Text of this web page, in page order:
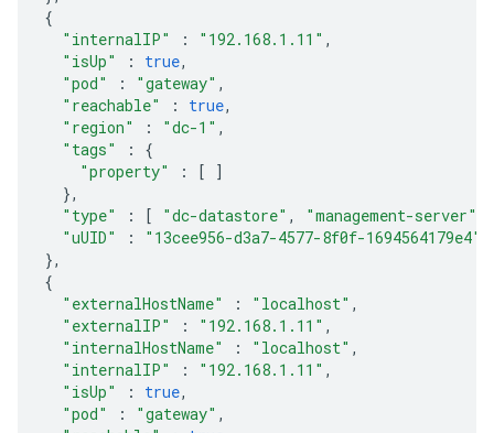
{
"internalIP"
: "192.168.1.11" ,
"isUp"
: true,
"pod"
: "gateway" ,
"reachable"
: true,
"region"
: "dc-1" ,
"tags"
:
{
"property"
: [
]
},
"type"
: [ "dc-datastore" , "management-server"
"uUID"
:
"13cee956-d3a7-4577-8f0f-1694564179e4"
},
{
"externalHostName"
: "localhost" ,
"externalIP"
: "192.168.1.11" ,
"internalHostName"
: "localhost" ,
"internalIP"
: "192.168.1.11" ,
"isUp"
: true,
"pod"
: "gateway" ,